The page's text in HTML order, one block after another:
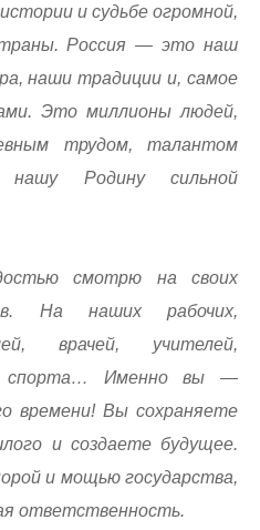
и судьбе огромной,
Россия — это наш
наши традиции и, самое
Это миллионы людей,
трудом, талантом
Родину сильной
смотрю на своих
На наших рабочих,
врачей, учителей,
спорта… Именно вы —
времени! Вы сохраняете
и создаете будущее.
и мощью государства,
ответственность.